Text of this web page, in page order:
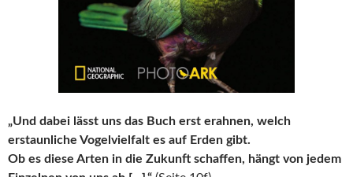
„Und dabei lässt uns das Buch erst erahnen, welch
erstaunliche Vogelvielfalt es auf Erden gibt.
Ob es diese Arten in die Zukunft schaffen, hängt von jedem